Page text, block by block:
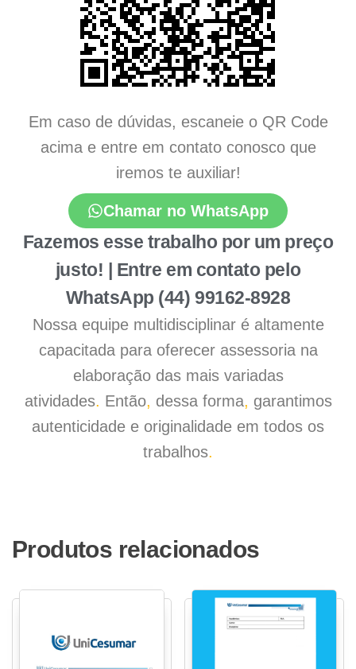
Em caso de dúvidas, escaneie o QR Code
acima e entre em contato conosco que
iremos te auxiliar!
Chamar no WhatsApp
Fazemos esse trabalho por um preço
justo! | Entre em contato pelo
WhatsApp (44) 99162-8928
Nossa equipe multidisciplinar é altamente
capacitada para oferecer assessoria na
elaboração das mais variadas
atividades. Então, dessa forma, garantimos
autenticidade e originalidade em todos os
trabalhos.
Produtos relacionados